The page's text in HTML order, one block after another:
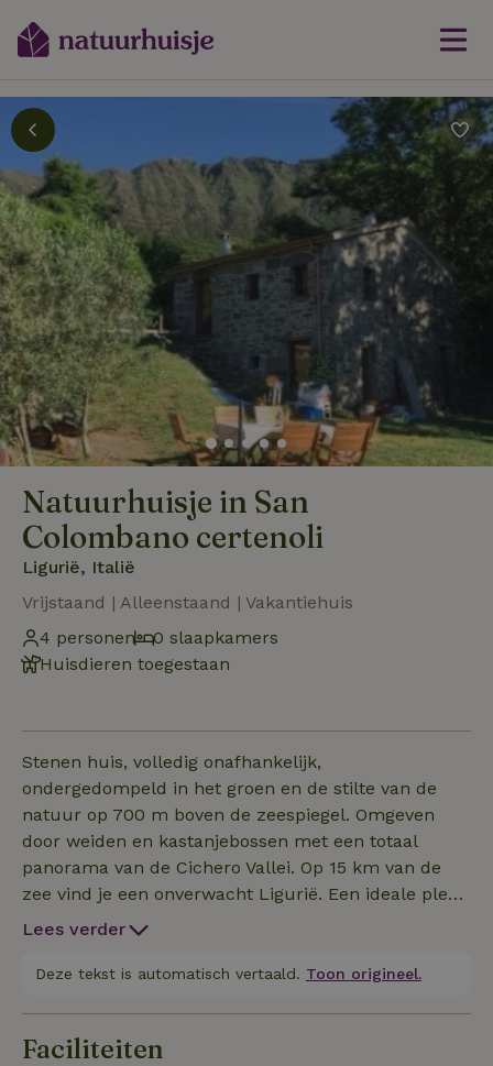
Natuurhuisje in San
Colombano certenoli
Ligurië, Italië
Vrijstaand | Alleenstaand | Vakantiehuis
4 personen
0 slaapkamers
Huisdieren toegestaan
Stenen huis, volledig onafhankelijk,
ondergedompeld in het groen en de stilte van de
natuur op 700 m boven de zeespiegel. Omgeven
door weiden en kastanjebossen met een totaal
panorama van de Cichero Vallei. Op 15 km van de
zee vind je een onverwacht Ligurië. Een ideale plek
om je vakantie door te brengen, alleen weilanden en
Lees verder
Deze tekst is automatisch vertaald. Toon origineel.
Faciliteiten